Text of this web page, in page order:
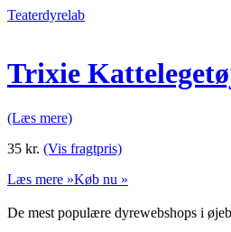
Teaterdyrelab
Trixie
(Læs mere)
35 kr. (Vis fragtpris)
Læs mere »Køb nu »
De mest populære dyrewebshops i